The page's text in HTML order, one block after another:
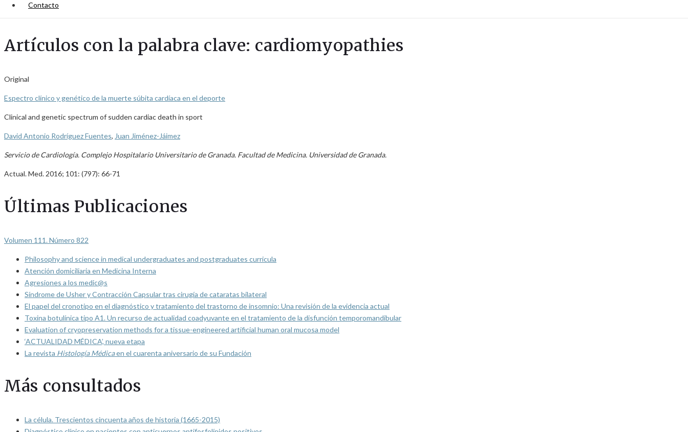
Contacto
Artículos con la palabra clave: cardiomyopathies
Original
Espectro clínico y genético de la muerte súbita cardíaca en el deporte
Clinical and genetic spectrum of sudden cardiac death in sport
David Antonio Rodríguez Fuentes, Juan Jiménez-Jáimez
Servicio de Cardiología. Complejo Hospitalario Universitario de Granada. Facultad de Medicina. Universidad de Granada.
Actual. Med. 2016; 101: (797): 66-71
Últimas Publicaciones
Volumen 111. Número 822
Philosophy and science in medical undergraduates and postgraduates curricula
Atención domiciliaria en Medicina Interna
Agresiones a los medic@s
Síndrome de Usher y Contracción Capsular tras cirugía de cataratas bilateral
El papel del cronotipo en el diagnóstico y tratamiento del trastorno de insomnio: Una revisión de la evidencia actual
Toxina botulínica tipo A1. Un recurso de actualidad coadyuvante en el tratamiento de la disfunción temporomandibular
Evaluation of cryopreservation methods for a tissue-engineered artificial human oral mucosa model
‘ACTUALIDAD MÉDICA’, nueva etapa
La revista Histología Médicaen el cuarenta aniversario de su Fundación
Más consultados
La célula. Trescientos cincuenta años de historia (1665-2015)